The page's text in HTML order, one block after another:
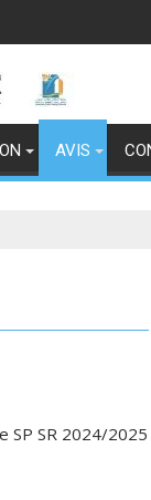
AVIS
SP SR 2024/2025